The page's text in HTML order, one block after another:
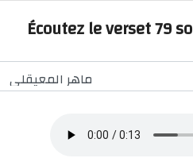
Écoutez le verset 79